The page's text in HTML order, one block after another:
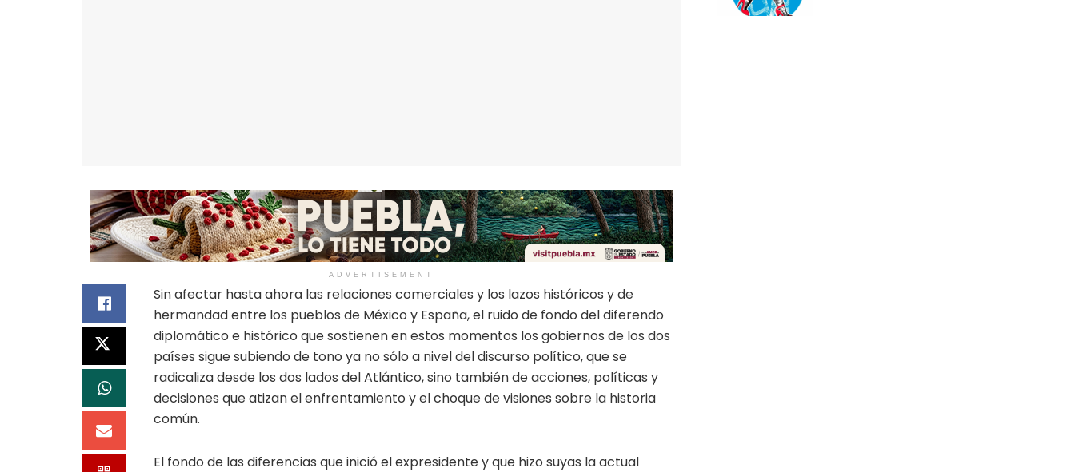
ADVERTISEMENT
Sin afectar hasta ahora las relaciones comerciales y los lazos históricos y de
hermandad entre los pueblos de México y España, el ruido de fondo del diferendo
diplomático e histórico que sostienen en estos momentos los gobiernos de los dos
países sigue subiendo de tono ya no sólo a nivel del discurso político, que se
radicaliza desde los dos lados del Atlántico, sino también de acciones, políticas y
decisiones que atizan el enfrentamiento y el choque de visiones sobre la historia
común.
El fondo de las diferencias que inició el expresidente y que hizo suyas la actual